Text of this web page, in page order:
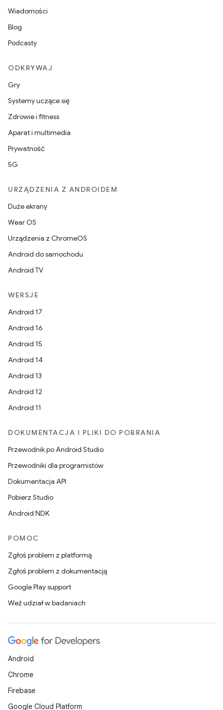
Wiadomości
Blog
Podcasty
ODKRYWAJ
Gry
Systemy uczące się
Zdrowie i fitness
Aparat i multimedia
Prywatność
5G
URZĄDZENIA Z ANDROIDEM
Duże ekrany
Wear OS
Urządzenia z ChromeOS
Android do samochodu
Android TV
WERSJE
Android 17
Android 16
Android 15
Android 14
Android 13
Android 12
Android 11
DOKUMENTACJA I PLIKI DO POBRANIA
Przewodnik po Android Studio
Przewodniki dla programistów
Dokumentacja API
Pobierz Studio
Android NDK
POMOC
Zgłoś problem z platformą
Zgłoś problem z dokumentacją
Google Play support
Weź udział w badaniach
Android
Chrome
Firebase
Google Cloud Platform